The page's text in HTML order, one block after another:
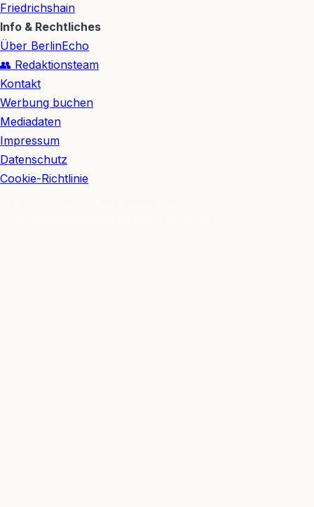
Friedrichshain
Info & Rechtliches
Über BerlinEcho
👥 Redaktionsteam
Kontakt
Werbung buchen
Mediadaten
Impressum
Datenschutz
Cookie-Richtlinie